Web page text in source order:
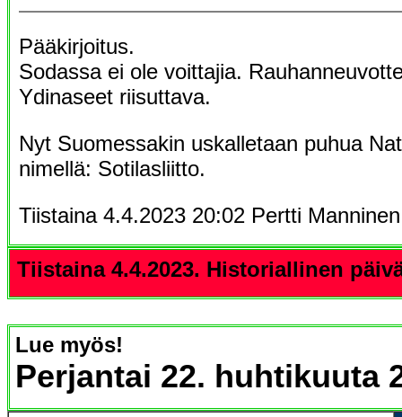
Pääkirjoitus.
Sodassa ei ole voittajia.
Ydinaseet riisuttava.
Nyt Suomessakin uskalletaan puhua
nimellä: Sotilasliitto.
Tiistaina 4.4.2023 20:02 Pertti Manninen
Tiistaina 4.4.2023. Historiallinen
Lue myös!
Perjantai 22. huhtikuuta